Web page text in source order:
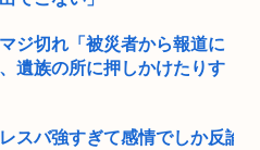
ジ切れ「被災者から報道に
遺族の所に押しかけたりす
スバ強すぎて感情でしか反論